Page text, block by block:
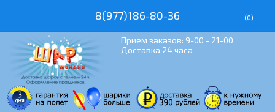
8(977)186-80-36 (0)
Прием заказов: 9-00 - 21-00
Доставка 24 часа